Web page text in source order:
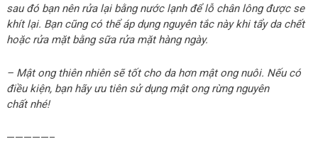
sau đó bạn nên rửa lại bằng nước lạnh để lỗ chân lông được se
khít lại. Bạn cũng có thể áp dụng nguyên tắc này khi tẩy da chết
hoặc rửa mặt bằng sữa rửa mặt hàng ngày.
– Mật ong thiên nhiên sẽ tốt cho da hơn mật ong nuôi. Nếu có
điều kiện, bạn hãy ưu tiên sử dụng mật ong rừng nguyên
chất nhé!
—————–